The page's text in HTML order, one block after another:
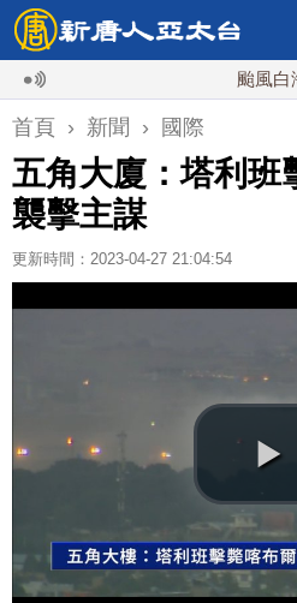
颱風白海豚
首頁 › 新聞 › 國際
五角大廈：塔利班
襲擊主謀
更新時間：2023-04-27 21:04:54